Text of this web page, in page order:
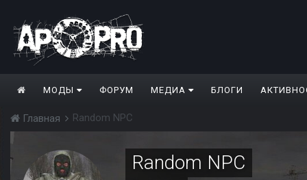
МОДЫ ФОРУМ МЕДИА БЛОГИ
Главная Random NPC
Random NPC